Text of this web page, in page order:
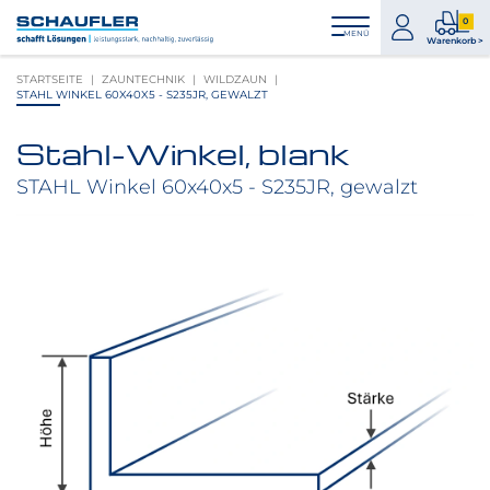
Inhalt
Hauptnavigation
Footernavigation
Logo
Schaufler
verlinkt
zur
MENÜ
zum
Konto
0
Warenkorb >
0
STARTSEITE ZAUNTECHNIK
WILDZAUN
STAHL WINKEL 60X40X5 - S235JR, GEWALZT
Produktbilder
Stahl-Winkel, blank
STAHL Winkel 60x40x5 - S235JR, gewalzt